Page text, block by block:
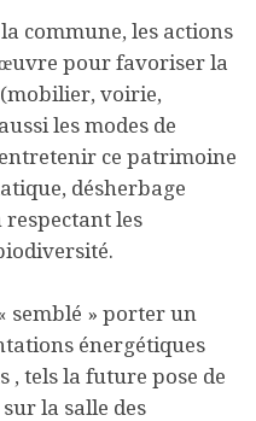
commune, les actions
pour favoriser la
voirie,
les modes de
ce patrimoine
désherbage
les
semblé » porter un
énergétiques
, tels la future pose de
la salle des